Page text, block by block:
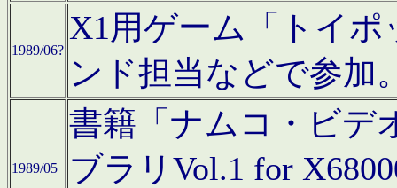
1989/06?
X1用ゲーム「トイ
ンド担当などで参加
1989/05
書籍「ナムコ・ビデ
ブラリVol.1 for